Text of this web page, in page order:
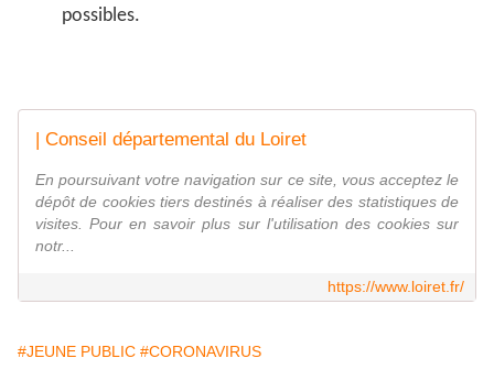
possibles.
| Conseil départemental du Loiret
En poursuivant votre navigation sur ce site, vous acceptez le
dépôt de cookies tiers destinés à réaliser des statistiques de
visites. Pour en savoir plus sur l'utilisation des cookies sur
notr...
https://www.loiret.fr/
#JEUNE PUBLIC #CORONAVIRUS